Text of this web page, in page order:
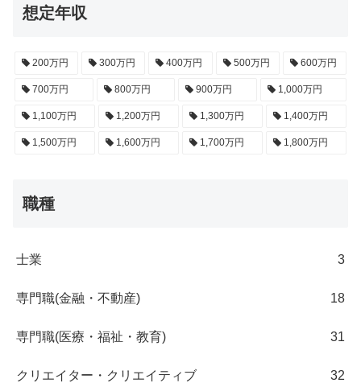
想定年収
200万円 300万円 400万円 500万円 600万円
700万円 800万円 900万円 1,000万円
1,100万円 1,200万円 1,300万円 1,400万円
1,500万円 1,600万円 1,700万円 1,800万円
職種
士業 3
専門職(金融・不動産) 18
専門職(医療・福祉・教育) 31
クリエイター・クリエイティブ 32